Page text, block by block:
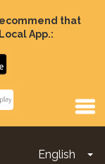
that
App.:
English